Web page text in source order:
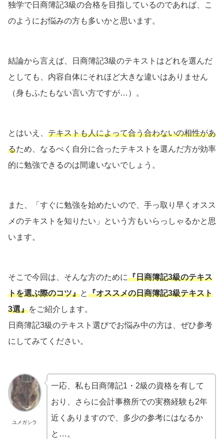
独学で日商簿記3級の合格を目指しているのであれば、こ
のようにお悩みの方も多いかと思います。
結論から言えば、日商簿記3級のテキストはどれを選んだ
としても、内容自体にそれほど大きな違いはありません
（身もふたもない言い方ですが…）。
とはいえ、 テキストも人によって合う合わないの相性があ
るため、なるべく自分に合ったテキストを選んだ方が効率
的に勉強できるのは間違いないでしょう。
また、「すぐに勉強を始めたいので、手っ取り早くオスス
メのテキストを知りたい」という方もいらっしゃるかと思
います。
そこで今回は、そんな方のために『日商簿記3級のテキス
トを選ぶ際のコツ』と『オススメの日商簿記3級テキスト
3選』をご紹介します。
日商簿記3級のテキスト選びでお悩み中の方は、ぜひ参考
にしてみてください。
ユメガシラ
一応、私も日商簿記1・2級の資格を有して
おり、さらに会計事務所での実務経験も2年
近くありますので、多少の参考にはなるか
と…。